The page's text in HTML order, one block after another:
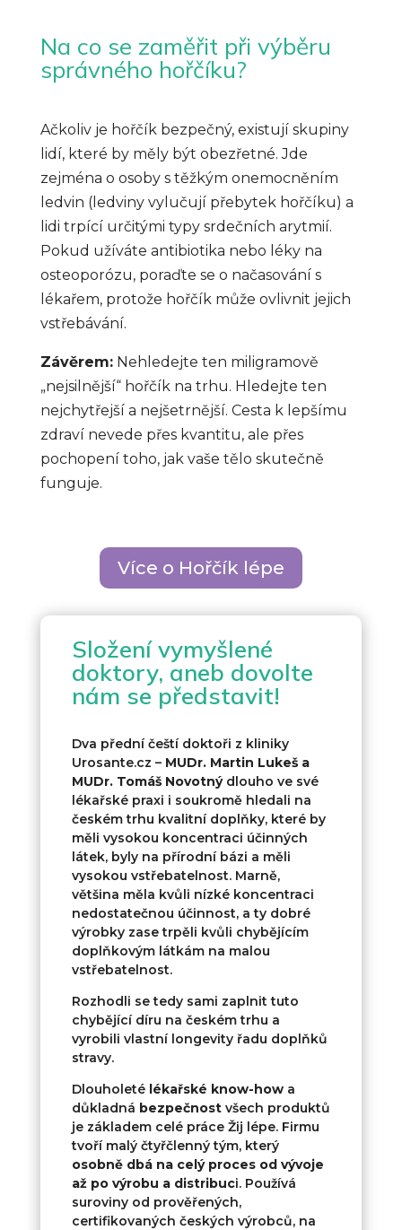
Na co se zaměřit při výběru
správného hořčíku?
Ačkoliv je hořčík bezpečný, existují skupiny
lidí, které by měly být obezřetné. Jde
zejména o osoby s těžkým onemocněním
ledvin (ledviny vylučují přebytek hořčíku) a
lidi trpící určitými typy srdečních arytmií.
Pokud užíváte antibiotika nebo léky na
osteoporózu, poraďte se o načasování s
lékařem, protože hořčík může ovlivnit jejich
vstřebávání.
Závěrem:Nehledejte ten miligramově
„nejsilnější“ hořčík na trhu. Hledejte ten
nejchytřejší a nejšetrnější. Cesta k lepšímu
zdraví nevede přes kvantitu, ale přes
pochopení toho, jak vaše tělo skutečně
funguje.
Více o Hořčík lépe
Složení vymyšlené
doktory, aneb dovolte
nám se představit!
Dva přední čeští doktoři z kliniky
Urosante.cz – MUDr. Martin Lukeš a
MUDr. Tomáš Novotnýdlouho ve své
lékařské praxi i soukromě hledali na
českém trhu kvalitní doplňky, které by
měli vysokou koncentraci účinných
látek, byly na přírodní bázi a měli
vysokou vstřebatelnost. Marně,
většina měla kvůli nízké koncentraci
nedostatečnou účinnost, a ty dobré
výrobky zase trpěli kvůli chybějícím
doplňkovým látkám na malou
vstřebatelnost.
Rozhodli se tedy sami zaplnit tuto
chybějící díru na českém trhu a
vyrobili vlastní longevity řadu doplňků
stravy.
Dlouholeté lékařské know-howa
důkladná bezpečnostvšech produktů
je základem celé práce Žij lépe. Firmu
tvoří malý čtyřčlenný tým, který
osobně dbá na celý proces od vývoje
až po výrobu a distribuci. Používá
suroviny od prověřených,
certifikovaných českých výrobců, na